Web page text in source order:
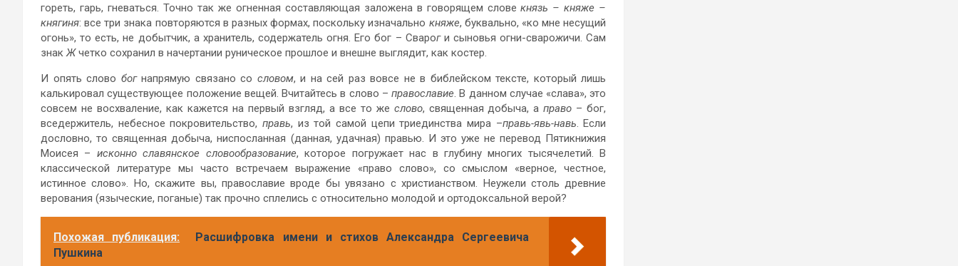
гореть, гарь, гневаться. Точно так же огненная составляющая заложена в говорящем словекнязь – княже –
княгиня: все три знака повторяются в разных формах, поскольку изначально княже, буквально, «ко мне несущий
огонь», то есть, не добытчик, а хранитель, содержатель огня. Его бог – Свароги сыновья огни-сварожичи. Сам
знакЖчетко сохранил в начертании руническое прошлое и внешне выглядит, как костер.
И опять слово богнапрямую связано со словом, и на сей раз вовсе не в библейском тексте, который лишь
калькировал существующее положение вещей. Вчитайтесь в слово –православие. В данном случае «слава», это
совсем не восхваление, как кажется на первый взгляд, а все то же слово, священная добыча, аправо – бог,
вседержитель, небесное покровительство, правь, из той самой цепи триединства мира –правь-явь-навь. Если
дословно, то священная добыча, ниспосланная (данная, удачная) правью. И это уже не перевод Пятикнижия
Моисея – исконно славянское словообразование, которое погружает нас в глубину многих тысячелетий. В
классической литературе мы часто встречаем выражение «право слово», со смыслом «верное, честное,
истинное слово». Но, скажите вы, православие вроде бы увязано с христианством. Неужели столь древние
верования (языческие, поганые) так прочно сплелись с относительно молодой и ортодоксальной верой?
Похожая публикация:
Расшифровка имени и стихов Александра Сергеевича
Пушкина